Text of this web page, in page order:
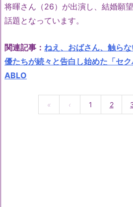
将暉さん（26）が出演し、結婚願
話題となっています。
関連記事： ねえ、おばさん、触ら
優たちが続々と告白し始めた「セ
ABLO
« ‹ 1 2